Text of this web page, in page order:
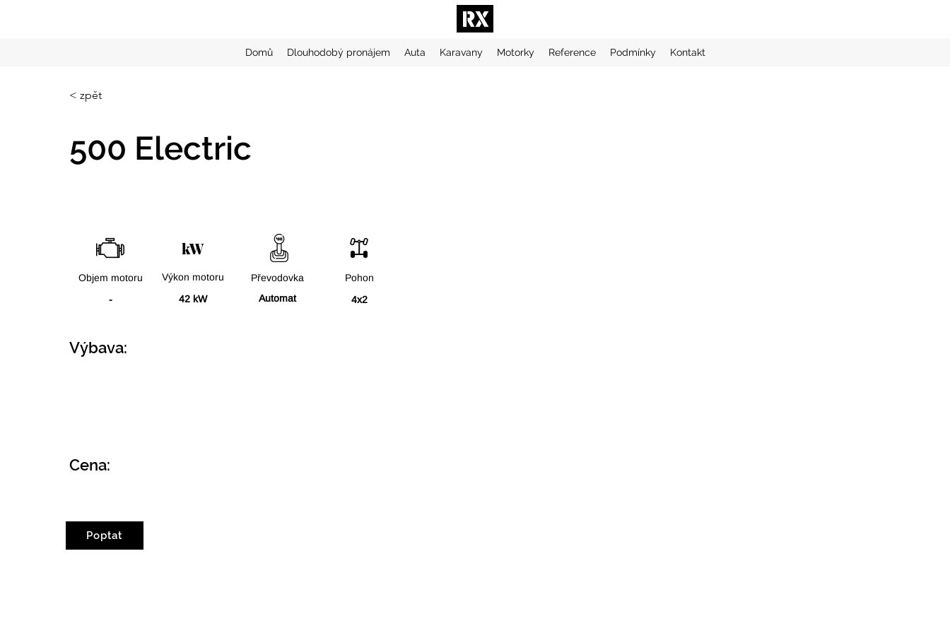
Domů Dlouhodobý pronájem Auta Karavany Motorky Reference Podmínky Kontakt
< zpět
500 Electric
Objem motoru
-
kW
Výkon motoru
42 kW
Převodovka
Automat
Pohon
4x2
Výbava:
Cena:
Poptat